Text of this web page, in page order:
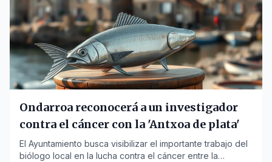
Ondarroa reconocerá a un investigador
contra el cáncer con la 'Antxoa de plata'
El Ayuntamiento busca visibilizar el importante trabajo del
biólogo local en la lucha contra el cáncer entre la